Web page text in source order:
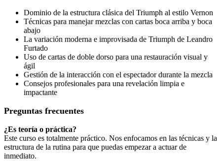
Dominio de la estructura clásica del Triumph al estilo Vernon
Técnicas para manejar mezclas con cartas boca arriba y boca
abajo
La variación moderna e improvisada de Triumph de Leandro
Furtado
Uso de cartas de doble dorso para una restauración visual y
ágil
Gestión de la interacción con el espectador durante la mezcla
Consejos profesionales para una revelación limpia e
impactante
Preguntas frecuentes
¿Es teoría o práctica?
Este curso es totalmente práctico. Nos enfocamos en las técnicas y la
estructura de la rutina para que puedas empezar a actuar de
inmediato.